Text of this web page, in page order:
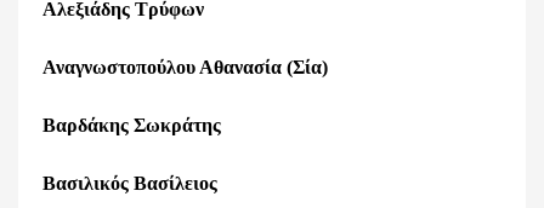
Αλεξιάδης Τρύφων
Αναγνωστοπούλου Αθανασία (Σία)
Βαρδάκης Σωκράτης
Βασιλικός Βασίλειος